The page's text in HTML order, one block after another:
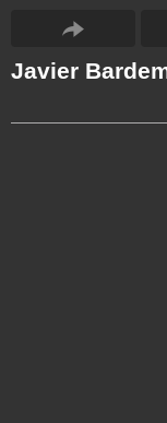
Javier